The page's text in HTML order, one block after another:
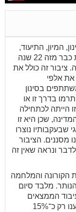
המיון, התיעוד,
המחקר והפרסום של הממצאים מתקיימת כבר מזה 22 שנה
ציבור זה כולל את
את אלפי
בסינון
בדרך זו או
הייתה לכתחילה
שכן היא זו
שבעקבותיו נוצרו
מסננים. הציבור
ונראה שאין זה
מגיפת הקורונה והמלחמה
מלבד סיום
הממצאים
והמחקר לקראת פרסום מדעי. עד כה ביצענו רק כ־15%